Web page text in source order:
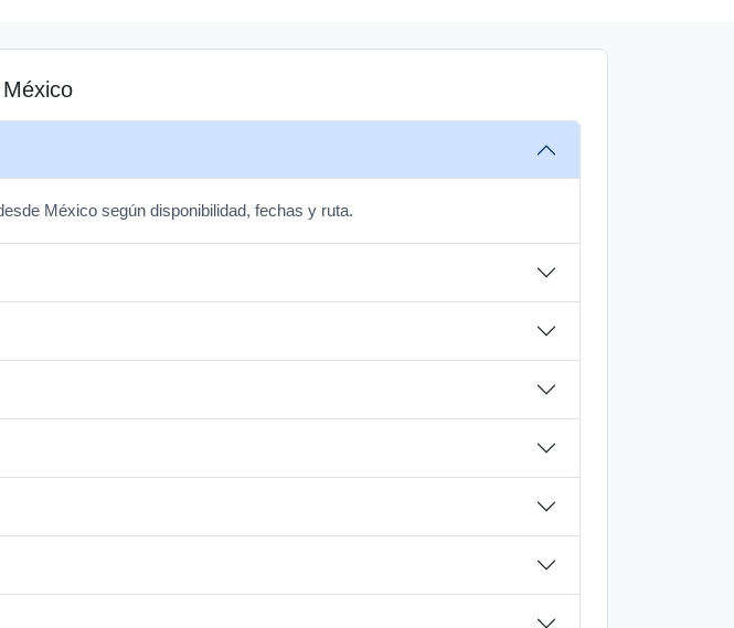
México según disponibilidad, fechas y ruta.